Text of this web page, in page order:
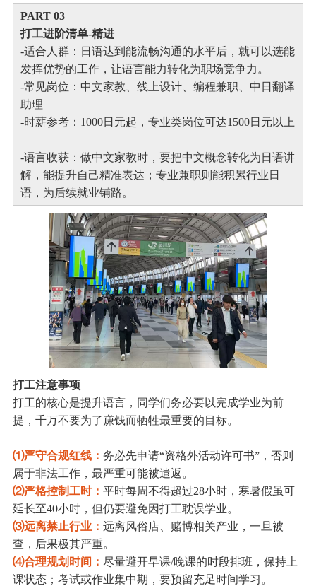
PART 03
打工进阶清单-精进
-适合人群：日语达到能流畅沟通的水平后，就可以选能
发挥优势的工作，让语言能力转化为职场竞争力。
-常见岗位：中文家教、线上设计、编程兼职、中日翻译
助理
-时薪参考：1000日元起，专业类岗位可达1500日元以上
-语言收获：做中文家教时，要把中文概念转化为日语讲
解，能提升自己精准表达；专业兼职则能积累行业日
语，为后续就业铺路。
打工注意事项
打工的核心是提升语言，同学们务必要以完成学业为前
提，千万不要为了赚钱而牺牲最重要的目标。
⑴严守合规红线： 务必先申请“资格外活动许可书”，否则
属于非法工作，最严重可能被遣返。
⑵严格控制工时： 平时每周不得超过28小时，寒暑假虽可
延长至40小时，但仍要避免因打工耽误学业。
⑶远离禁止行业： 远离风俗店、赌博相关产业，一旦被
查，后果极其严重。
⑷合理规划时间： 尽量避开早课/晚课的时段排班，保持上
课状态；考试或作业集中期，要预留充足时间学习。